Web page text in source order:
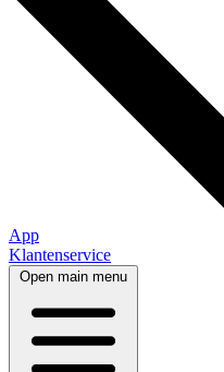
App
Klantenservice
Open main menu